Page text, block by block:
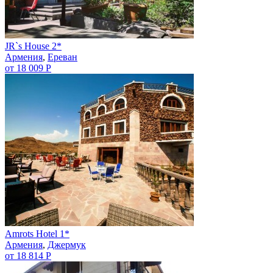
JR`s House 2*
Армения, Ереван
от 18 009 Р
Amrots Hotel 1*
Армения, Джермук
от 18 814 Р